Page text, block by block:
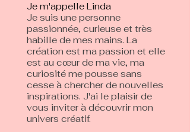
Je m'appelle Linda
Je suis une personne
passionnée, curieuse et très
habille de mes mains. La
création est ma passion et elle
est au cœur de ma vie, ma
curiosité me pousse sans
cesse à chercher de nouvelles
inspirations. J'ai le plaisir de
vous inviter à découvrir mon
univers créatif.